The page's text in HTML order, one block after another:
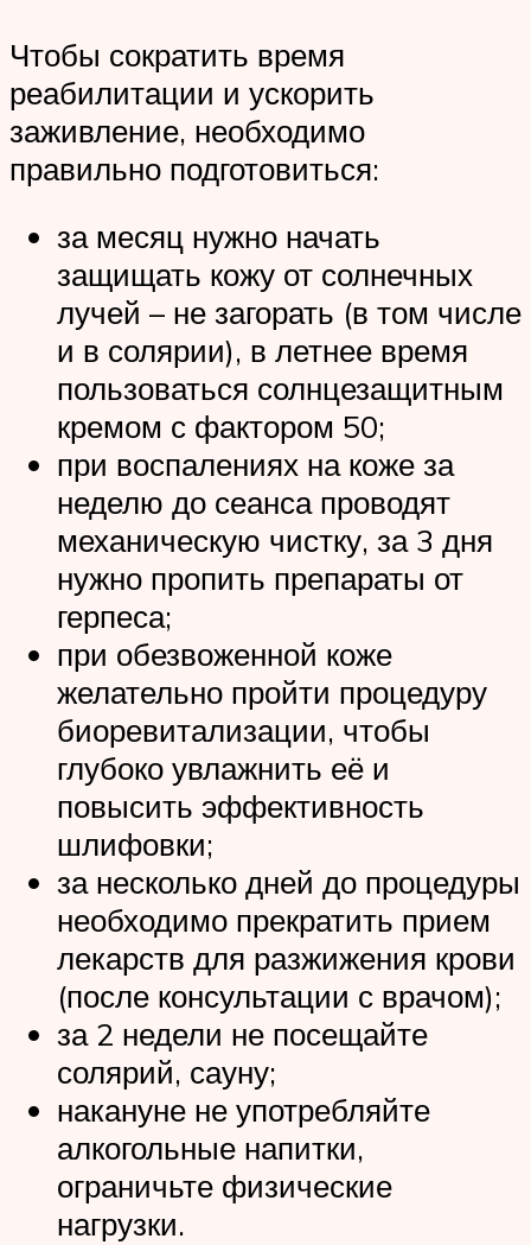
Чтобы сократить время
реабилитации и ускорить
заживление, необходимо
правильно подготовиться:
за месяц нужно начать
защищать кожу от солнечных
лучей – не загорать (в том числе
и в солярии), в летнее время
пользоваться солнцезащитным
кремом с фактором 50;
при воспалениях на коже за
неделю до сеанса проводят
механическую чистку, за 3 дня
нужно пропить препараты от
герпеса;
при обезвоженной коже
желательно пройти процедуру
биоревитализации, чтобы
глубоко увлажнить её и
повысить эффективность
шлифовки;
за несколько дней до процедуры
необходимо прекратить прием
лекарств для разжижения крови
(после консультации с врачом);
за 2 недели не посещайте
солярий, сауну;
накануне не употребляйте
алкогольные напитки,
ограничьте физические
нагрузки.